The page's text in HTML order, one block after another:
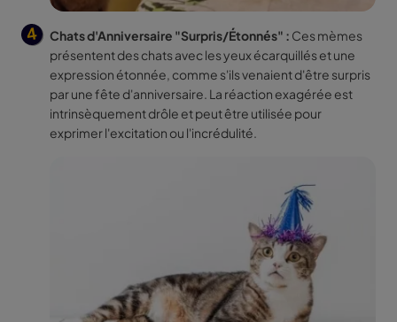
Chats d'Anniversaire "Surpris/Étonnés" : Ces mèmes
présentent des chats avec les yeux écarquillés et une
expression étonnée, comme s'ils venaient d'être surpris
par unefête d'anniversaire. La réaction exagérée est
intrinsèquement drôle et peut être utilisée pour
exprimer l'excitation ou l'incrédulité.